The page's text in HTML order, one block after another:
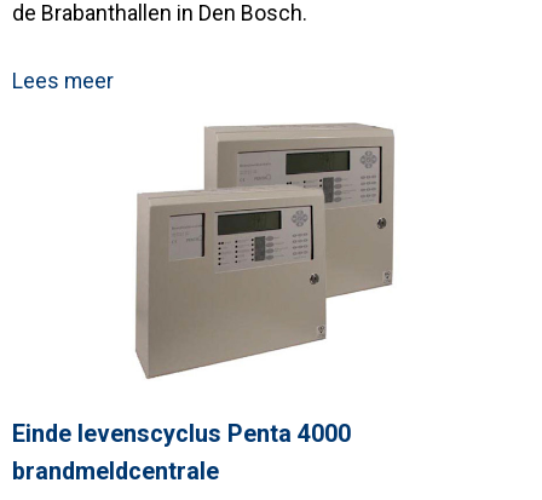
de Brabanthallen in Den Bosch.
Lees meer
Einde levenscyclus Penta 4000
brandmeldcentrale